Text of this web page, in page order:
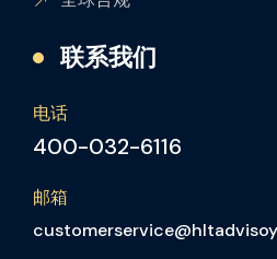
联系我们
电话
400-032-6116
邮箱